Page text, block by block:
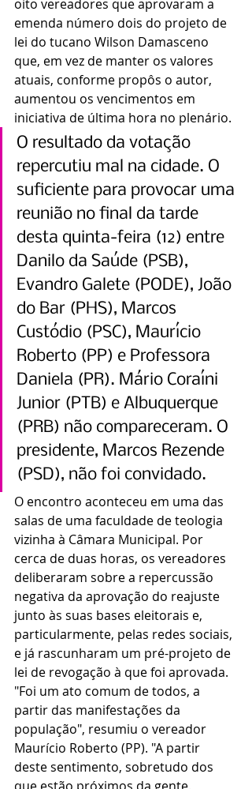
oito vereadores que aprovaram a
emenda número dois do projeto de
lei do tucano Wilson Damasceno
que, em vez de manter os valores
atuais, conforme propôs o autor,
aumentou os vencimentos em
iniciativa de última hora no plenário.
O resultado da votação
repercutiu mal na cidade. O
suficiente para provocar uma
reunião no final da tarde
desta quinta-feira (12) entre
Danilo da Saúde (PSB),
Evandro Galete (PODE), João
do Bar (PHS), Marcos
Custódio (PSC), Maurício
Roberto (PP) e Professora
Daniela (PR). Mário Coraíni
Junior (PTB) e Albuquerque
(PRB) não compareceram. O
presidente, Marcos Rezende
(PSD), não foi convidado.
O encontro aconteceu em uma das
salas de uma faculdade de teologia
vizinha à Câmara Municipal. Por
cerca de duas horas, os vereadores
deliberaram sobre a repercussão
negativa da aprovação do reajuste
junto às suas bases eleitorais e,
particularmente, pelas redes sociais,
e já rascunharam um pré-projeto de
lei de revogação à que foi aprovada.
"Foi um ato comum de todos, a
partir das manifestações da
população", resumiu o vereador
Maurício Roberto (PP). "A partir
deste sentimento, sobretudo dos